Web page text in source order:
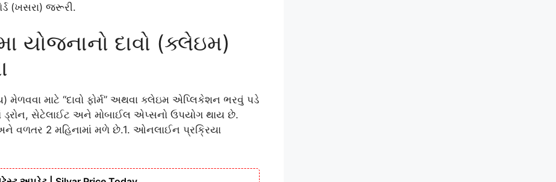
(ખસરા) જરૂરી.
યોજનાનો દાવો (ક્લેઇમ)
માટે “દાવો ફોર્મ” અથવા ક્લેઇમ એપ્લિકેશન ભરવું પડે
સેટેલાઈટ અને મોબાઈલ એપ્સનો ઉપયોગ થાય છે.
વળતર 2 મહિનામાં મળે છે.1. ઓનલાઈન પ્રક્રિયા